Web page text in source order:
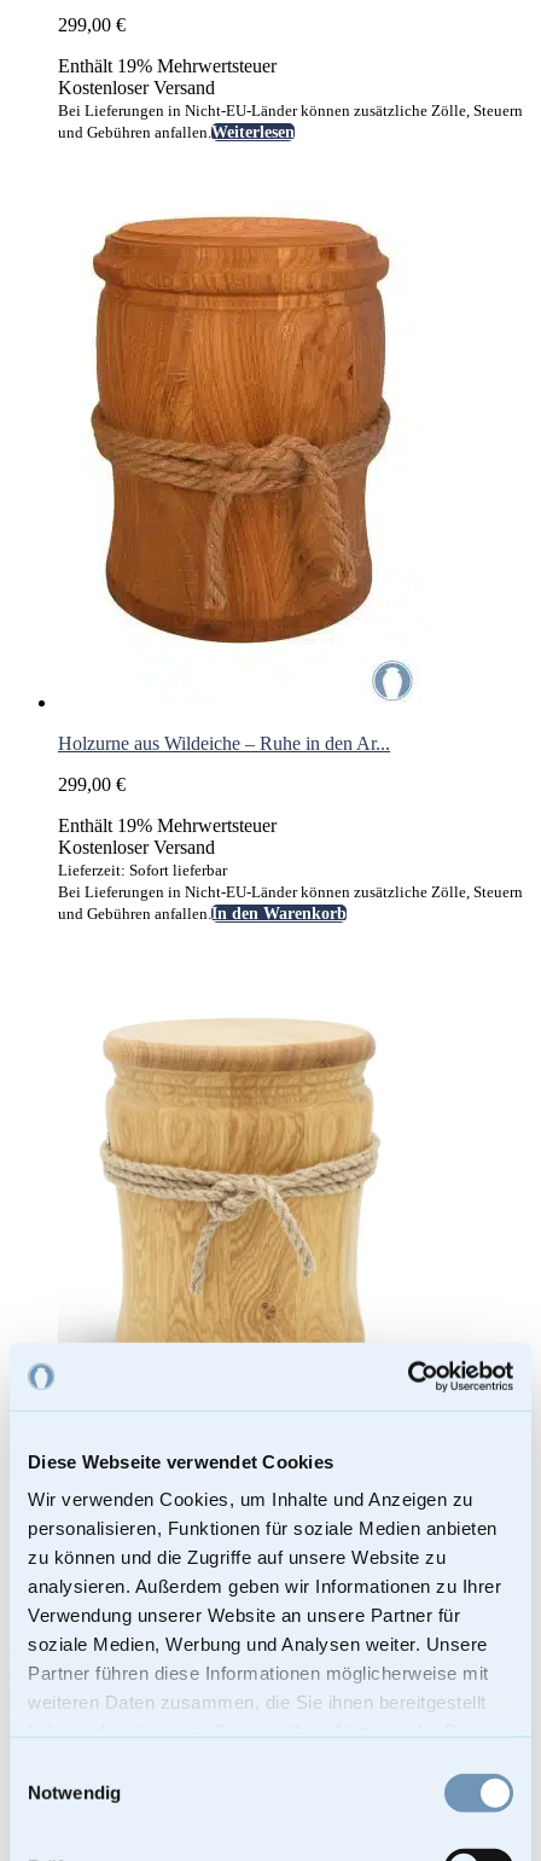
Diese Webseite verwendet Cookies
Wir verwenden Cookies, um Inhalte und Anzeigen zu
personalisieren, Funktionen für soziale Medien anbieten
zu können und die Zugriffe auf unsere Website zu
analysieren. Außerdem geben wir Informationen zu Ihrer
Verwendung unserer Website an unsere Partner für
soziale Medien, Werbung und Analysen weiter. Unsere
Partner führen diese Informationen möglicherweise mit
weiteren Daten zusammen, die Sie ihnen bereitgestellt
Notwendig
299,00 €
Enthält 19% Mehrwertsteuer
Kostenloser Versand
Bei Lieferungen in Nicht-EU-Länder können zusätzliche Zölle, Steuern
und Gebühren anfallen.Weiterlesen
Holzurne aus Wildeiche – Ruhe in den Ar...
299,00 €
Enthält 19% Mehrwertsteuer
Kostenloser Versand
Lieferzeit: Sofort lieferbar
Bei Lieferungen in Nicht-EU-Länder können zusätzliche Zölle, Steuern
und Gebühren anfallen.In den Warenkorb
Holzurne aus Wildeiche mit Kordel – In ...
299,00 €
Enthält 19% Mehrwertsteuer
Kostenloser Versand
Lieferzeit: Sofort lieferbar
Bei Lieferungen in Nicht-EU-Länder können zusätzliche Zölle, Steuern
und Gebühren anfallen.In den Warenkorb
Footer
Urnen Shop